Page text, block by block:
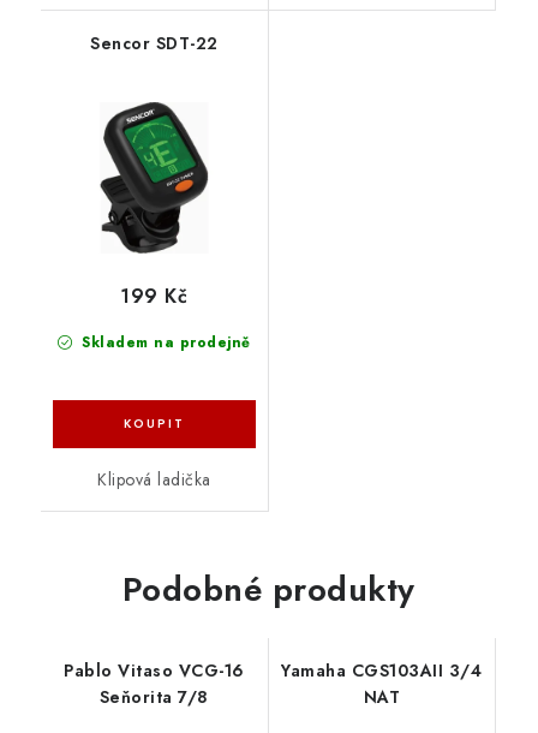
Sencor SDT-22
Skladem na prodejně
199 Kč
Klipová ladička
Podobné produkty
Pablo Vitaso VCG-16
Seňorita 7/8
Yamaha CGS103AII 3/4
NAT